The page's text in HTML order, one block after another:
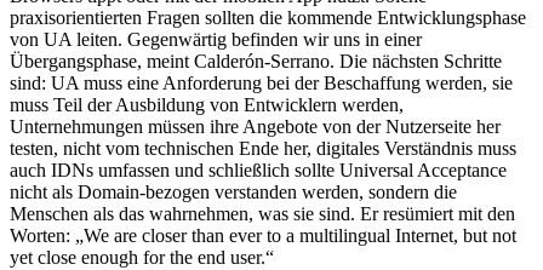
praxisorientierten Fragen sollten die kommende Entwicklungsphase
von UA leiten. Gegenwärtig befinden wir uns in einer
Übergangsphase, meint Calderón-Serrano. Die nächsten Schritte
sind: UA muss eine Anforderung bei der Beschaffung werden, sie
muss Teil der Ausbildung von Entwicklern werden,
Unternehmungen müssen ihre Angebote von der Nutzerseite her
testen, nicht vom technischen Ende her, digitales Verständnis muss
auch IDNs umfassen und schließlich sollte Universal Acceptance
nicht als Domain-bezogen verstanden werden, sondern die
Menschen als das wahrnehmen, was sie sind. Er resümiert mit den
Worten: „We are closer than ever to a multilingual Internet, but not
yet close enough for the end user.“